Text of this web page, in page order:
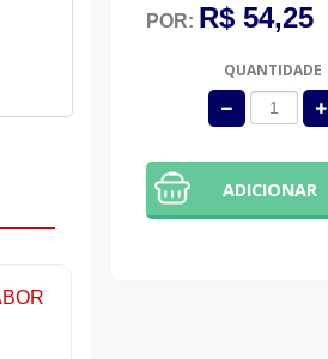
POR: R$ 54,25
QUANTIDADE
ADICIONAR